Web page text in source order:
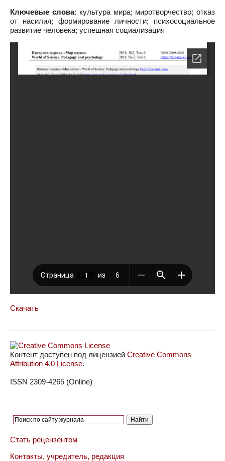
Ключевые слова: культура мира; миротворчество; отказ
от насилия; формирование личности; психосоциальное
развитие человека; успешная социализация
Скачать
Контент доступен под лицензией Creative Commons
Attribution 4.0 License.
ISSN 2309-4265 (Online)
Стать рецензентом
Контакты, учредитель, редакция